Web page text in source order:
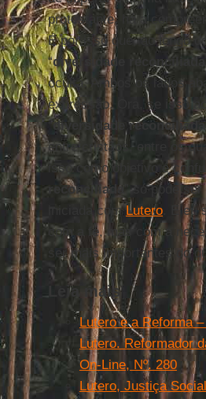
protestante, há a
É por isso que, ao longo
“diversidade reconciliada
oculta. Ambos os lados
expressão. Ora, se isso
“diversidade reconciliada
entre cristãos, entre os
isso como objetivo é
reconciliada
” só pode
iniciada comLutero. E eu
com a fé, mas com a
ser mais importantes do
Leia mais
Lutero e a Reforma
Lutero. Reformador
On-Line, Nº. 280
Lutero, Justiça